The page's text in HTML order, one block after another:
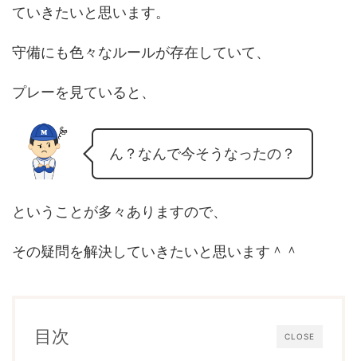
ていきたいと思います。
守備にも色々なルールが存在していて、
プレーを見ていると、
ん？なんで今そうなったの？
ということが多々ありますので、
その疑問を解決していきたいと思います＾＾
CLOSE
目次